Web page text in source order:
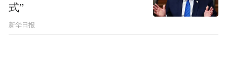
式”
新华日报